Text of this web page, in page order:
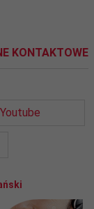
KONTAKTOWE
Youtube